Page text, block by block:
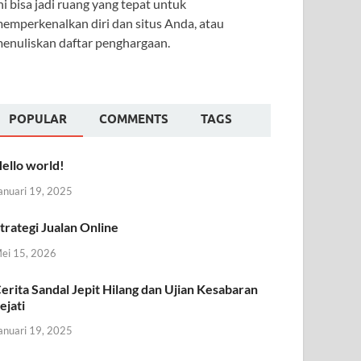
bisa jadi ruang yang tepat untuk
diri dan situs Anda, atau
daftar penghargaan.
POPULAR COMMENTS TAGS
world!
19, 2025
Jualan Online
15, 2026
Sandal Jepit Hilang dan Ujian Kesabaran
19, 2025